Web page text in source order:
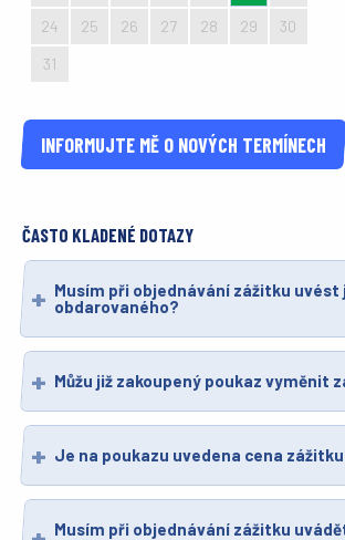
24
25 26 27 28 29
30
31
INFORMUJTE MĚ O NOVÝCH TERMÍNECH
ČASTO KLADENÉ DOTAZY
Musím při objednávání zážitku uvést
obdarovaného?
Můžu již zakoupený poukaz vyměnit
Je na poukazu uvedena cena
Musím při objednávání zážitku